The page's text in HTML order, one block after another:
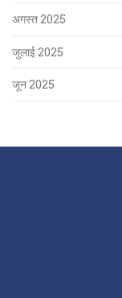
अगस्त 2025
जुलाई 2025
जून 2025